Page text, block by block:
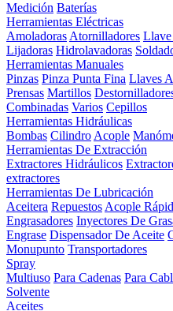
Medición Baterías
Herramientas Eléctricas
Amoladoras Atornilladores
Lijadoras Hidrolavadoras
Herramientas Manuales
Pinzas Pinza Punta Fina Llaves
Prensas Martillos
Combinadas Varios Cepillos
Herramientas Hidráulicas
Bombas Cilindro Acople
Herramientas De Extracción
Extractores Hidráulicos
extractores
Herramientas De Lubricación
Aceitera Repuestos Acople
Engrasadores Inyectores De
Engrase Dispensador De Aceite
Monupunto Transportadores
Spray
Multiuso Para Cadenas Para
Solvente
Aceites